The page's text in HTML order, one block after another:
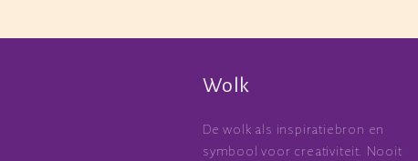
Wolk
De wolk als inspiratiebron en
symbool voor creativiteit. Nooit